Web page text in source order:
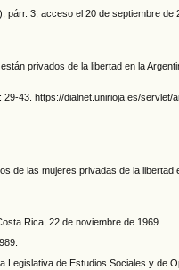
párr. 3, acceso el 20 de septiembre de
privados de la libertad en la
43. https://dialnet.unirioja.es/servlet/
las mujeres privadas de la libertad
Rica, 22 de noviembre de 1969.
de Estudios Sociales y de